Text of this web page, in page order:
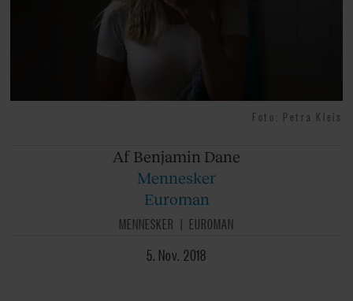
Foto: Petra Kleis
Af Benjamin Dane
Mennesker
Euroman
MENNESKER
EUROMAN
5. Nov. 2018